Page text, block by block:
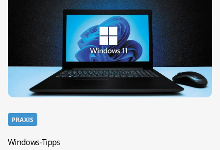
PRAXIS
Windows-Tipps